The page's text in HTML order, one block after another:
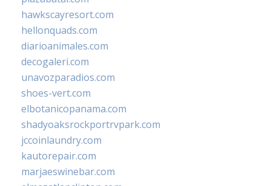
hawkscayresort.com
hellonquads.com
diarioanimales.com
decogaleri.com
unavozparadios.com
shoes-vert.com
elbotanicopanama.com
shadyoaksrockportrvpark.com
jccoinlaundry.com
kautorepair.com
marjaeswinebar.com